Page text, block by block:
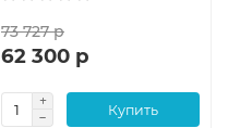
73 727 р
62 300 р
Купить